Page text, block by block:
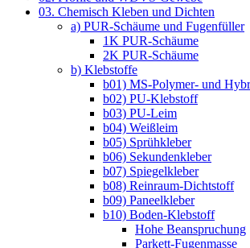
03. Chemisch Kleben und Dichten
a) PUR-Schäume und Fugenfüller
1K PUR-Schäume
2K PUR-Schäume
b) Klebstoffe
b01) MS-Polymer- und
b02) PU-Klebstoff
b03) PU-Leim
b04) Weißleim
b05) Sprühkleber
b06) Sekundenkleber
b07) Spiegelkleber
b08) Reinraum-Dichtstoff
b09) Paneelkleber
b10) Boden-Klebstoff
Hohe Beanspruchung
Parkett-Fugenmasse